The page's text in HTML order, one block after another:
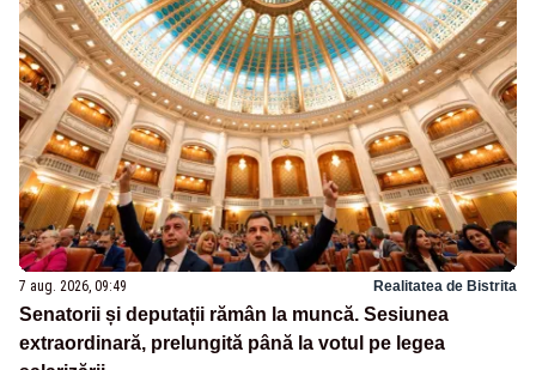
7 aug. 2026, 09:49 Realitatea de Bistrita
Senatorii și deputații rămân la muncă. Sesiunea
extraordinară, prelungită până la votul pe legea